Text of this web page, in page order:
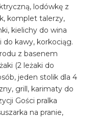
lodówkę z
komplet talerzy,
kielichy do wina
do kawy, korkociąg.
z basenem
(2 leżaki do
jeden stolik dla 4
grill, karimaty do
Gości pralka
na pranie,